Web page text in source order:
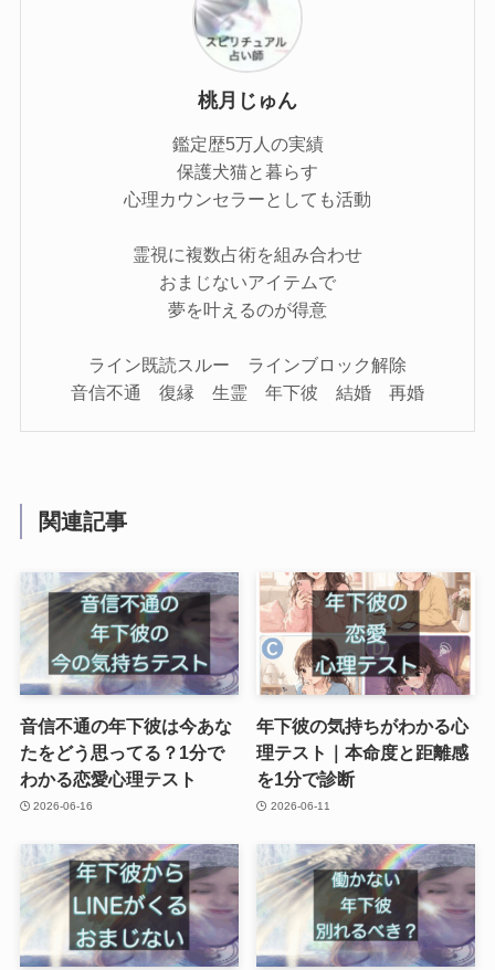
桃月じゅん
鑑定歴5万人の実績
保護犬猫と暮らす
心理カウンセラーとしても活動
霊視に複数占術を組み合わせ
おまじないアイテムで
夢を叶えるのが得意
ライン既読スルー ラインブロック解除
音信不通 復縁 生霊 年下彼 結婚 再婚
関連記事
音信不通の年下彼は今あな
たをどう思ってる？1分で
わかる恋愛心理テスト
2026-06-16
年下彼の気持ちがわかる心
理テスト｜本命度と距離感
を1分で診断
2026-06-11